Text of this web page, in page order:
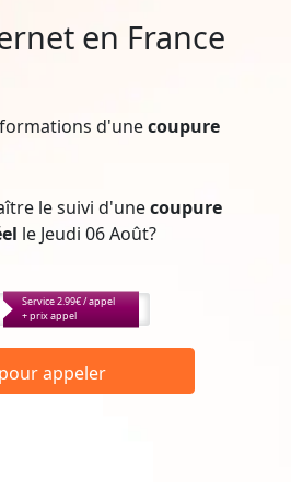
en France
d'unecoupure
le suivi d'unecoupure
le Jeudi 06 Août?
Service 2.99€ / appel
+ prix appel
appeler